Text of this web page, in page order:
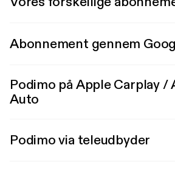
Abonnement gennem
Podimo på Apple Carplay /
Auto
Podimo via teleudbyder